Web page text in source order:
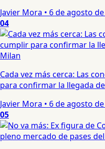
Javier Mora • 6 de agosto
04
Cada vez más cerca: Las
para confirmar la llegada
Javier Mora • 6 de agosto
05